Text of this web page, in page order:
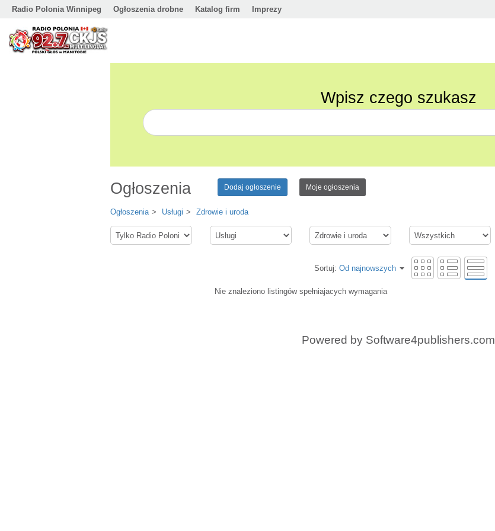
Radio Polonia Winnipeg Ogłoszenia drobne Katalog firm Imprezy
Wpisz czego szukasz
Ogłoszenia Dodaj ogłoszenie Moje ogłoszenia
Ogłoszenia Usługi Zdrowie i uroda
Sortuj: Od najnowszych
Nie znaleziono listingów spełniajacych wymagania
Powered by Software4publishers.com